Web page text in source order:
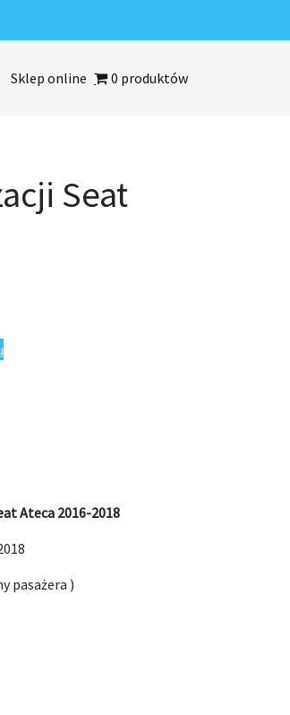
Sklep online 0 produktów
Seat
Ateca 2016-2018
pasażera )